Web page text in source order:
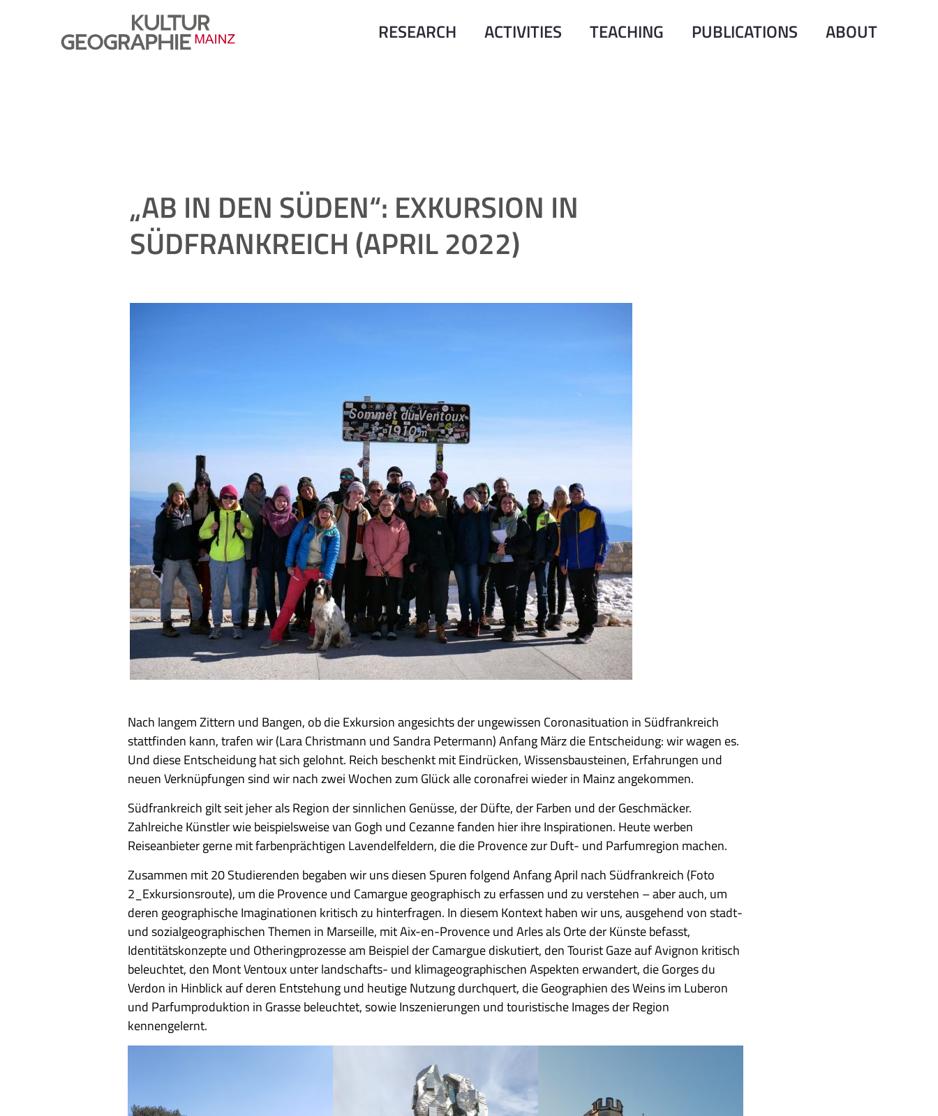
RESEARCH ACTIVITIES TEACHING PUBLICATIONS ABOUT
„AB IN DEN SÜDEN“: EXKURSION IN
SÜDFRANKREICH (APRIL 2022)
Nach langem Zittern und Bangen, ob die Exkursion angesichts der ungewissen Coronasituation in Südfrankreich
stattfinden kann, trafen wir (Lara Christmann und Sandra Petermann) Anfang März die Entscheidung: wir wagen es.
Und diese Entscheidung hat sich gelohnt. Reich beschenkt mit Eindrücken, Wissensbausteinen, Erfahrungen und
neuen Verknüpfungen sind wir nach zwei Wochen zum Glück alle coronafrei wieder in Mainz angekommen.
Südfrankreich gilt seit jeher als Region der sinnlichen Genüsse, der Düfte, der Farben und der Geschmäcker.
Zahlreiche Künstler wie beispielsweise van Gogh und Cezanne fanden hier ihre Inspirationen. Heute werben
Reiseanbieter gerne mit farbenprächtigen Lavendelfeldern, die die Provence zur Duft- und Parfumregion machen.
Zusammen mit 20 Studierenden begaben wir uns diesen Spuren folgend Anfang April nach Südfrankreich (Foto
2_Exkursionsroute), um die Provence und Camargue geographisch zu erfassen und zu verstehen – aber auch, um
deren geographische Imaginationen kritisch zu hinterfragen. In diesem Kontext haben wir uns, ausgehend von stadt-
und sozialgeographischen Themen in Marseille, mit Aix-en-Provence und Arles als Orte der Künste befasst,
Identitätskonzepte und Otheringprozesse am Beispiel der Camargue diskutiert, den Tourist Gaze auf Avignon kritisch
beleuchtet, den Mont Ventoux unter landschafts- und klimageographischen Aspekten erwandert, die Gorges du
Verdon in Hinblick auf deren Entstehung und heutige Nutzung durchquert, die Geographien des Weins im Luberon
und Parfumproduktion in Grasse beleuchtet, sowie Inszenierungen und touristische Images der Region
kennengelernt.